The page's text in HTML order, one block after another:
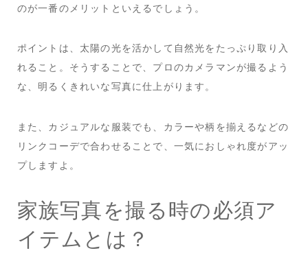
のが一番のメリットといえるでしょう。
ポイントは、太陽の光を活かして自然光をたっぷり取り入
れること。そうすることで、プロのカメラマンが撮るよう
な、明るくきれいな写真に仕上がります。
また、カジュアルな服装でも、カラーや柄を揃えるなどの
リンクコーデで合わせることで、一気におしゃれ度がアッ
プしますよ。
家族写真を撮る時の必須ア
イテムとは？